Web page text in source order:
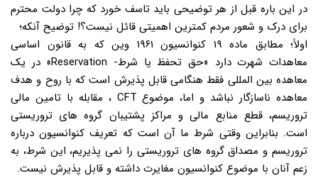
در این باره قبل از هر توضیحی باید تاسف خورد که چرا دولت محترم
برای درک و شعور مردم کمترین اهمیتی قائل نیست؟! توضیح آنکه؛
اولاً؛ مطابق ماده ۱۹ کنوانسیون ۱۹۶۱ وین که به قانون اساسی
معاهدات شهرت دارد «حق تحفظ یا شرط- Reservation» در یک
معاهده بین المللی فقط هنگامی قابل پذیرش است که با روح و هدف
معاهده ناسازگار نباشد و اما، موضوع CFT ، مقابله با تامین مالی
تروریسم، قطع منابع مالی و مراکز پشتیبان گروه های تروریستی
است. بنابراین وقتی شرط ما آن است که تعریف کنوانسیون درباره
تروریسم و مصداق گروه های تروریستی را نمی پذیریم، این شرط، به
زعم آنان با موضوع کنوانسیون مغایرت داشته و قابل پذیرش نیست.